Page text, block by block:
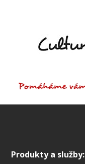
Produkty a služby: